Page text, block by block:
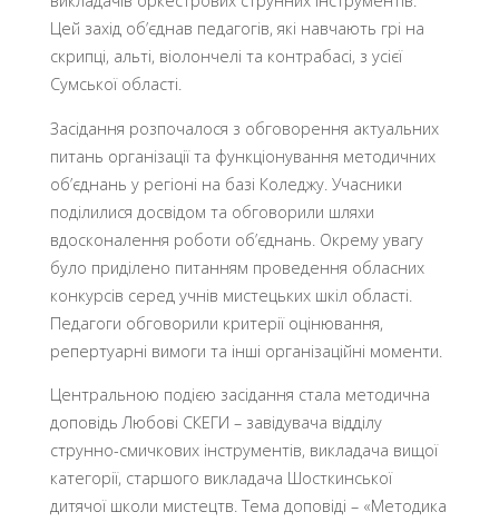
Цей захід об’єднав педагогів, які навчають грі на
скрипці, альті, віолончелі та контрабасі, з усієї
Сумської області.
Засідання розпочалося з обговорення актуальних
питань організації та функціонування методичних
об’єднань у регіоні на базі Коледжу. Учасники
поділилися досвідом та обговорили шляхи
вдосконалення роботи об’єднань. Окрему увагу
було приділено питанням проведення обласних
конкурсів серед учнів мистецьких шкіл області.
Педагоги обговорили критерії оцінювання,
репертуарні вимоги та інші організаційні моменти.
Центральною подією засідання стала методична
доповідь Любові СКЕГИ – завідувача відділу
струнно-смичкових інструментів, викладача вищої
категорії, старшого викладача Шосткинської
дитячої школи мистецтв. Тема доповіді – «Методика